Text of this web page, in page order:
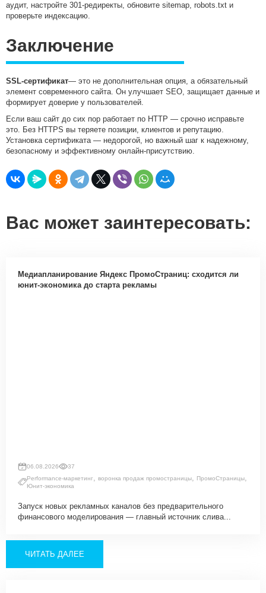
аудит, настройте 301-редиректы, обновите sitemap, robots.txt и
проверьте индексацию.
Заключение
SSL-сертификат— это не дополнительная опция, а обязательный
элемент современного сайта. Он улучшает SEO, защищает данные и
формирует доверие у пользователей.
Если ваш сайт до сих пор работает по HTTP — срочно исправьте
это. Без HTTPS вы теряете позиции, клиентов и репутацию.
Установка сертификата — недорогой, но важный шаг к надежному,
безопасному и эффективному онлайн-присутствию.
Вас может заинтересовать:
Медиапланирование Яндекс ПромоСтраниц: сходится ли
юнит-экономика до старта рекламы
06.08.2026
37
Performance-маркетинг, воронка продаж промостраницы, ПромоСтраницы,
Юнит-экономика
Запуск новых рекламных каналов без предварительного
финансового моделирования — главный источник слива...
ЧИТАТЬ ДАЛЕЕ